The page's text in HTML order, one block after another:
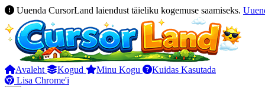
Uuenda CursorLand laiendust täieliku kogemuse saamiseks.
Avaleht Kogud Minu Kogu
Kuidas Kasutada
Lisa Chrome'i